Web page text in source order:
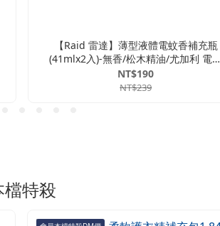
【Raid 雷達】薄型液體電蚊香補充瓶
(41mlx2入)-無香/松木精油/尤加利 電蚊
香 液體電蚊香 驅蚊 蚊香 補充瓶 無味
松木 精油 尤加利 防蚊 薄型
NT$190
NT$239
檔特殺